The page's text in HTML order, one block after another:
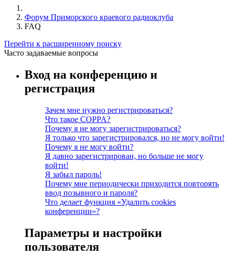
Форум Приморского краевого радиоклуба
FAQ
Перейти к расширенному поиску
Часто задаваемые вопросы
Вход на конференцию и
регистрация
Зачем мне нужно регистрироваться?
Что такое COPPA?
Почему я не могу зарегистрироваться?
Я только что зарегистрировался, но не могу войти!
Почему я не могу войти?
Я давно зарегистрирован, но больше не могу
войти!
Я забыл пароль!
Почему мне периодически приходится повторять
ввод позывного и пароля?
Что делает функция «Удалить cookies
конференции»?
Параметры и настройки
пользователя